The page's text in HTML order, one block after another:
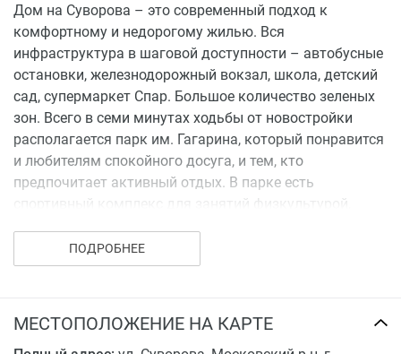
Дом на Суворова – это современный подход к
комфортному и недорогому жилью. Вся
инфраструктура в шаговой доступности – автобусные
остановки, железнодорожный вокзал, школа, детский
сад, супермаркет Спар. Большое количество зеленых
зон. Всего в семи минутах ходьбы от новостройки
располагается парк им. Гагарина, который понравится
и любителям спокойного досуга, и тем, кто
предпочитает активный отдых. В парке есть
спортивный комплекс для занятий физкультурой,
место отдыха горожан – Голубые озера.
ПОДРОБНЕЕ
МЕСТОПОЛОЖЕНИЕ НА КАРТЕ